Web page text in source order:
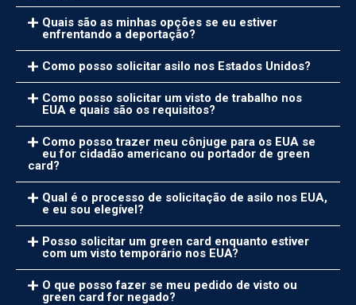
Quais são as minhas opções se eu estiver
enfrentando a deportação?
Como posso solicitar asilo nos Estados Unidos?
Como posso solicitar um visto de trabalho nos
EUA e quais são os requisitos?
Como posso trazer meu cônjuge para os EUA se
eu for cidadão americano ou portador de green
card?
Qual é o processo de solicitação de asilo nos EUA,
e eu sou elegível?
Posso solicitar um green card enquanto estiver
com um visto temporário nos EUA?
O que posso fazer se meu pedido de visto ou
green card for negado?